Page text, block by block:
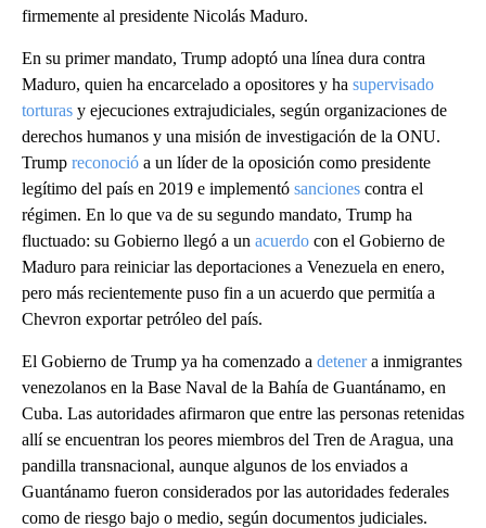
firmemente al presidente Nicolás Maduro.
En su primer mandato, Trump adoptó una línea dura contra
Maduro, quien ha encarcelado a opositores y ha supervisado
torturas y ejecuciones extrajudiciales, según organizaciones de
derechos humanos y una misión de investigación de la ONU.
Trump reconoció a un líder de la oposición como presidente
legítimo del país en 2019 e implementó sanciones contra el
régimen. En lo que va de su segundo mandato, Trump ha
fluctuado: su Gobierno llegó a un acuerdo con el Gobierno de
Maduro para reiniciar las deportaciones a Venezuela en enero,
pero más recientemente puso fin a un acuerdo que permitía a
Chevron exportar petróleo del país.
El Gobierno de Trump ya ha comenzado a detenera inmigrantes
venezolanos en la Base Naval de la Bahía de Guantánamo, en
Cuba. Las autoridades afirmaron que entre las personas retenidas
allí se encuentran los peores miembros del Tren de Aragua, una
pandilla transnacional, aunque algunos de los enviados a
Guantánamo fueron considerados por las autoridades federales
como de riesgo bajo o medio, según documentos judiciales.